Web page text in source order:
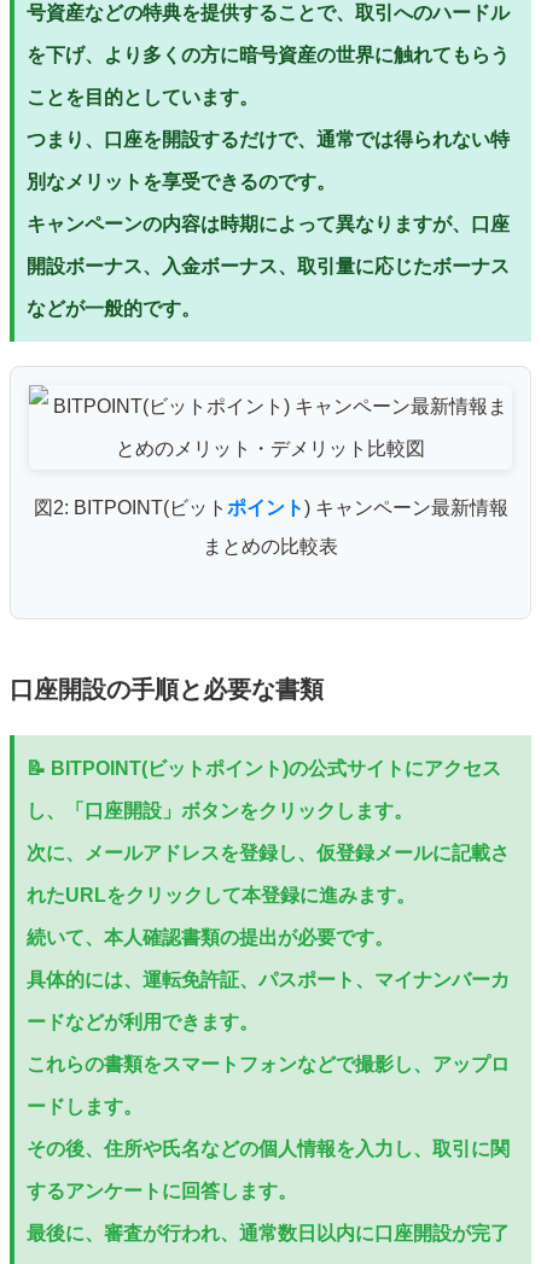
号資産などの特典を提供することで、取引へのハードル
を下げ、より多くの方に暗号資産の世界に触れてもらう
ことを目的としています。
つまり、口座を開設するだけで、通常では得られない特
別なメリットを享受できるのです。
キャンペーンの内容は時期によって異なりますが、口座
開設ボーナス、入金ボーナス、取引量に応じたボーナス
などが一般的です。
図2: BITPOINT(ビット ポイント) キャンペーン最新情報
まとめの比較表
口座開設の手順と必要な書類
📝 BITPOINT(ビットポイント)の公式サイトにアクセス
し、「口座開設」ボタンをクリックします。
次に、メールアドレスを登録し、仮登録メールに記載さ
れたURLをクリックして本登録に進みます。
続いて、本人確認書類の提出が必要です。
具体的には、運転免許証、パスポート、マイナンバーカ
ードなどが利用できます。
これらの書類をスマートフォンなどで撮影し、アップロ
ードします。
その後、住所や氏名などの個人情報を入力し、取引に関
するアンケートに回答します。
最後に、審査が行われ、通常数日以内に口座開設が完了